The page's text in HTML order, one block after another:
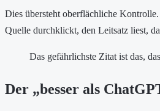
Dies übersteht oberflächliche
Quelle durchklickt, den Leitsatz liest,
Das gefährlichste Zitat ist das,
Der „besser als